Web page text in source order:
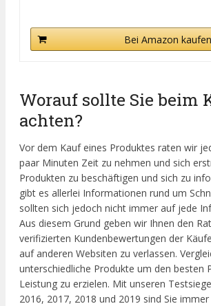
Bei Amazon kaufen
Worauf sollte Sie beim
achten?
Vor dem Kauf eines Produktes raten wir
paar Minuten Zeit zu nehmen und sich
Produkten zu beschäftigen und sich zu
gibt es allerlei Informationen rund um
sollten sich jedoch nicht immer auf jede
Aus diesem Grund geben wir Ihnen den
verifizierten Kundenbewertungen der
auf anderen Websiten zu verlassen.
unterschiedliche Produkte um den besten
Leistung zu erzielen. Mit unseren
2016, 2017, 2018 und 2019 sind Sie